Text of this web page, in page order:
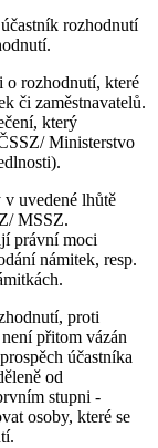
rozhodnutí
o rozhodnutí, které
či zaměstnavatelů.
který
Ministerstvo
uvedené lhůtě
MSSZ.
právní moci
námitek, resp.
proti
přitom vázán
účastníka
od
stupni -
osoby, které se